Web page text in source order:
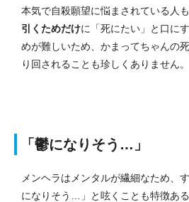
本気で自殺願望に悩まされている人も
引くためだけに「死にたい」と口に
めが難しいため、かまってちゃんの
り回されることも珍しくありません。
「鬱になりそう…」
メンヘラはメンタルが繊細なため、
になりそう…」と呟くことも特徴ある